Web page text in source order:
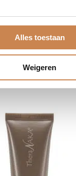
Alles toestaan
Weigeren
Mask